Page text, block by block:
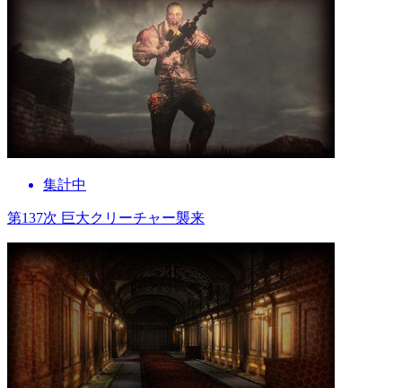
集計中
第137次 巨大クリーチャー襲来